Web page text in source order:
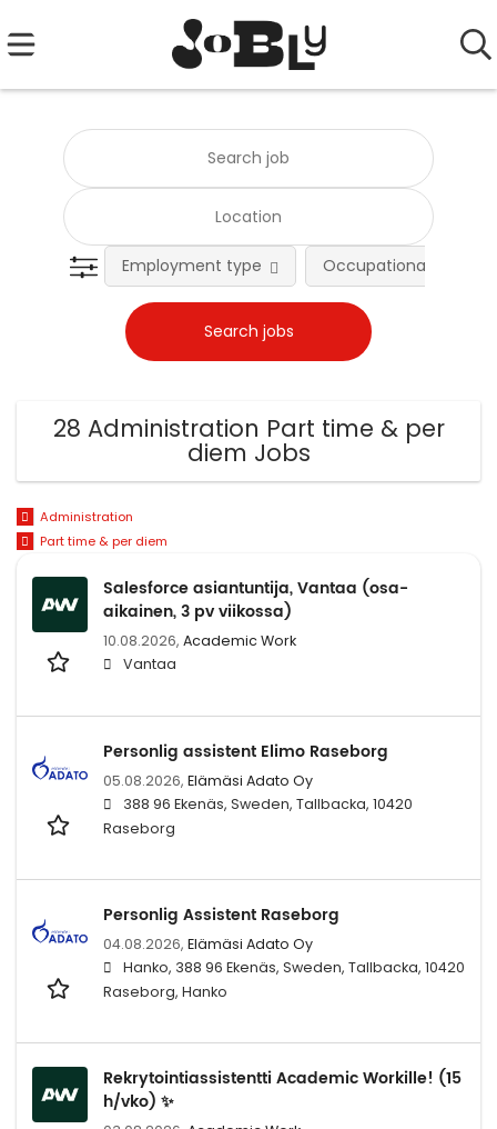
Employment type Occupational fields
28 Administration Part time & per
diem Jobs
Administration
Part time & per diem
Salesforce asiantuntija, Vantaa (osa-
aikainen, 3 pv viikossa)
10.08.2026, Academic Work
Vantaa
Personlig assistent Elimo Raseborg
05.08.2026, Elämäsi Adato Oy
388 96 Ekenäs, Sweden, Tallbacka, 10420
Raseborg
Personlig Assistent Raseborg
04.08.2026, Elämäsi Adato Oy
Hanko, 388 96 Ekenäs, Sweden, Tallbacka, 10420
Raseborg, Hanko
Rekrytointiassistentti Academic Workille! (15
h/vko) ✨